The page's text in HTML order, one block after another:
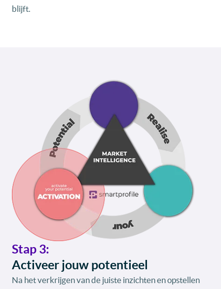
blijft.
Stap 3:
Activeer jouw potentieel
Na het verkrijgen van de juiste inzichten en opstellen